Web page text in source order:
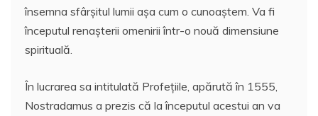
însemna sfârșitul lumii așa cum o cunoaștem. Va fi
începutul renașterii omenirii într-o nouă dimensiune
spirituală.
În lucrarea sa intitulată Profețiile, apărută în 1555,
Nostradamus a prezis că la începutul acestui an va